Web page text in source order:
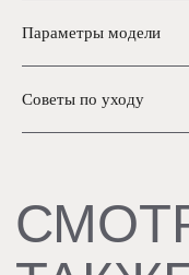
Параметры модели
Советы по уходу
СВОЕЙ
Верхняя одежда